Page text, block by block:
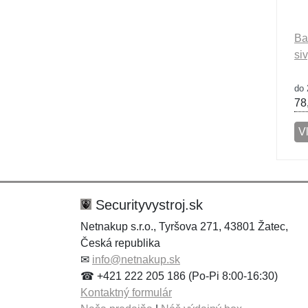
do
Securityvystroj.sk
Netnakup s.r.o., Tyršova 271, 43801 Žatec,
Česká republika
✉ info@netnakup.sk
☎ +421 222 205 186 (Po-Pi 8:00-16:30)
Kontaktný formulár